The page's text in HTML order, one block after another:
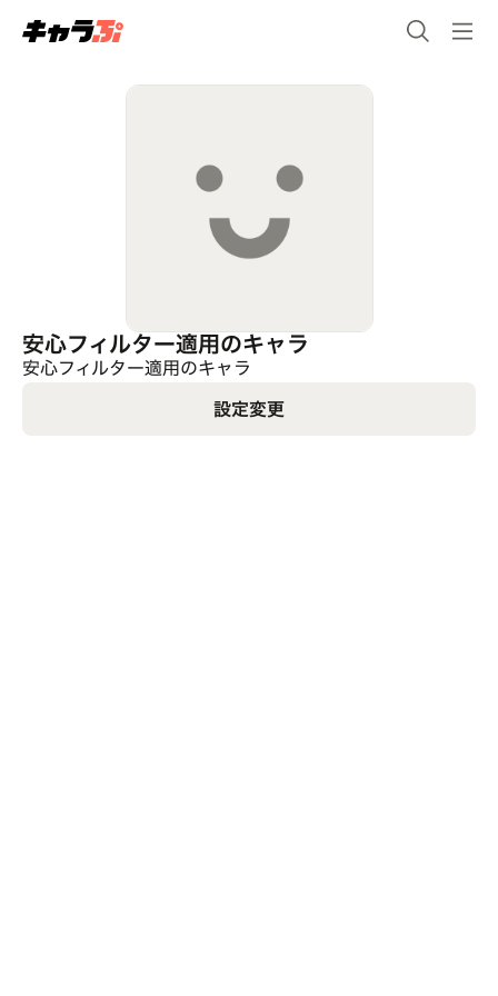
安心フィルター適用のキャラ
安心フィルター適用のキャラ
設定変更